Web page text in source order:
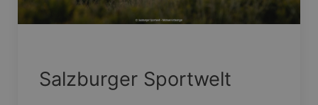
Salzburger Sportwelt